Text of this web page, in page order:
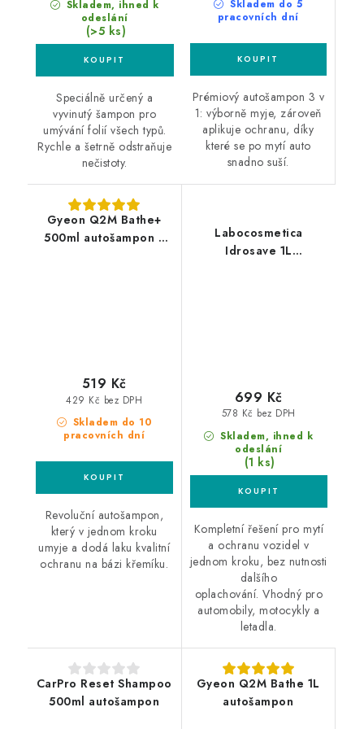
Skladem, ihned k
odeslání
(>5 ks)
Speciálně určený a
vyvinutý šampon pro
umývání folií všech typů.
Rychle a šetrně odstraňuje
nečistoty.
Skladem do 5
pracovních dní
Prémiový autošampon 3 v
1: výborně myje, zároveň
aplikuje ochranu, díky
které se po mytí auto
snadno suší.
Gyeon Q2M Bathe+
500ml autošampon s
Skladem do 10
pracovních dní
429 Kč bez DPH
519 Kč
Revoluční autošampon,
který v jednom kroku
umyje a dodá laku kvalitní
ochranu na bázi křemíku.
Labocosmetica
Idrosave 1L
Skladem, ihned k
odeslání
(1 ks)
578 Kč bez DPH
699 Kč
Kompletní řešení pro mytí
a ochranu vozidel v
jednom kroku, bez nutnosti
dalšího
oplachování. Vhodný pro
automobily, motocykly a
letadla.
CarPro Reset Shampoo
500ml autošampon
Gyeon Q2M Bathe 1L
autošampon